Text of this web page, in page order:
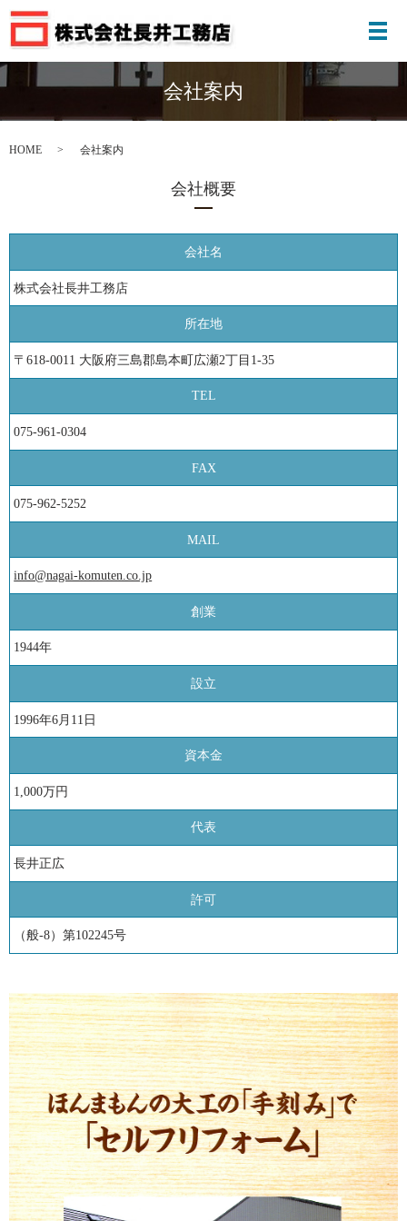
メ
会社案内
HOME 会社案内
会社概要
会社名
株式会社長井工務店
所在地
〒618-0011 大阪府三島郡島本町広瀬2丁目1-35
TEL
075-961-0304
FAX
075-962-5252
MAIL
info@nagai-komuten.co.jp
創業
1944年
設立
1996年6月11日
資本金
1,000万円
代表
長井正広
許可
（般-8）第102245号